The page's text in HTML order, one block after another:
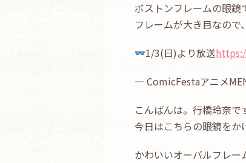
ボストンフレームの眼鏡
フレームが大き目なの
1/3(日)より放送
— ComicFestaアニメ
こんばんは。行橋玲奈で
今日はこちらの眼鏡をか
かわいいオーバルフレー